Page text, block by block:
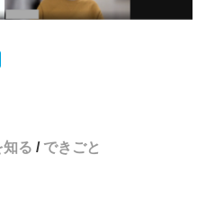
知る できごと